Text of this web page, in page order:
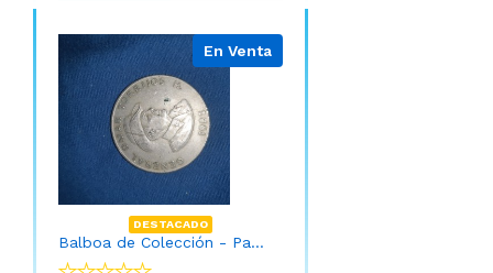
En Venta
DESTACADO
Balboa de Colección - Panamá año 1982